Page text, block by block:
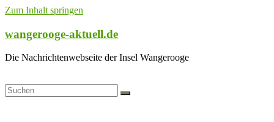
Zum Inhalt springen
wangerooge-aktuell.de
Die Nachrichtenwebseite der Insel Wangerooge